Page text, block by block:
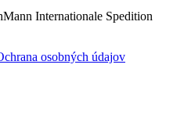
Internationale Spedition
osobných údajov